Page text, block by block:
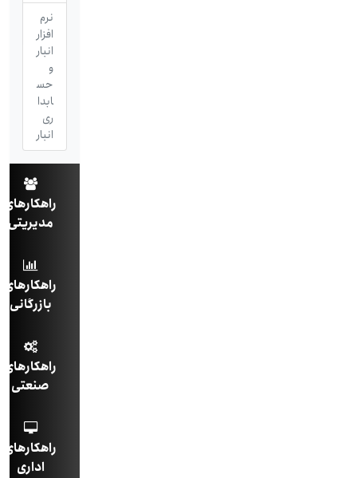
نرم
افزار
انبار
حس
ابدا
ری
انبار
راهکارهای
مدیریتی
راهکارهای
بازرگانی
راهکارهای
صنعتی
راهکارهای
اداری